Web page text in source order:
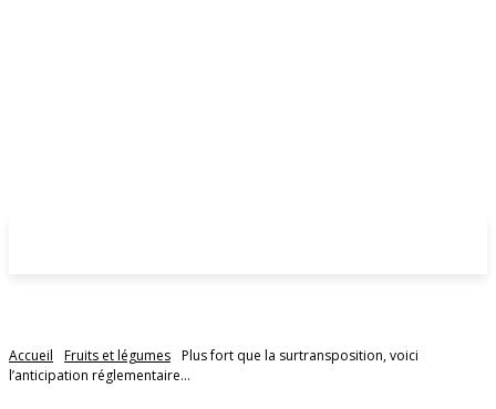
Accueil Fruits et légumes Plus fort que la surtransposition, voici
l’anticipation réglementaire...